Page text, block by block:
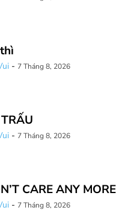
- 7 Tháng 8, 2026
- 7 Tháng 8, 2026
CARE ANY MORE
- 7 Tháng 8, 2026